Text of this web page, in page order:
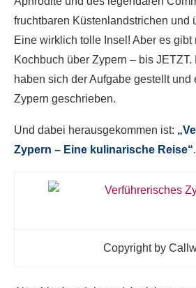
fruchtbaren Küstenlandstrichen und
Eine wirklich tolle Insel! Aber es
Kochbuch über Zypern – bis
haben sich der Aufgabe gestellt und
Zypern geschrieben.
Und dabei herausgekommen ist:
Zypern – Eine kulinarische Reise“.
Copyright by